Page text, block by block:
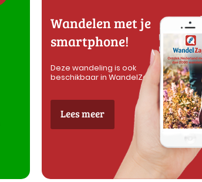
Wandelen met je
smartphone!
Deze wandeling is ook
beschikbaar in WandelZapp
Lees meer